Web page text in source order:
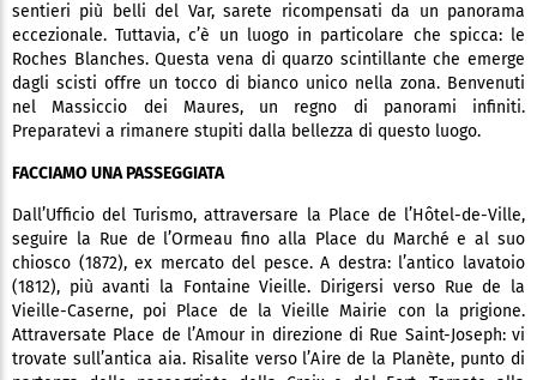
sentieri più belli del Var, sarete ricompensati da un panorama
eccezionale. Tuttavia, c’è un luogo in particolare che spicca: le
Roches Blanches. Questa vena di quarzo scintillante che emerge
dagli scisti offre un tocco di bianco unico nella zona. Benvenuti
nel Massiccio dei Maures, un regno di panorami infiniti.
Preparatevi a rimanere stupiti dalla bellezza di questo luogo.
FACCIAMO UNA PASSEGGIATA
Dall’Ufficio del Turismo, attraversare la Place de l’Hôtel-de-Ville,
seguire la Rue de l’Ormeau fino alla Place du Marché e al suo
chiosco (1872), ex mercato del pesce. A destra: l’antico lavatoio
(1812), più avanti la Fontaine Vieille. Dirigersi verso Rue de la
Vieille-Caserne, poi Place de la Vieille Mairie con la prigione.
Attraversate Place de l’Amour in direzione di Rue Saint-Joseph: vi
trovate sull’antica aia. Risalite verso l’Aire de la Planète, punto di